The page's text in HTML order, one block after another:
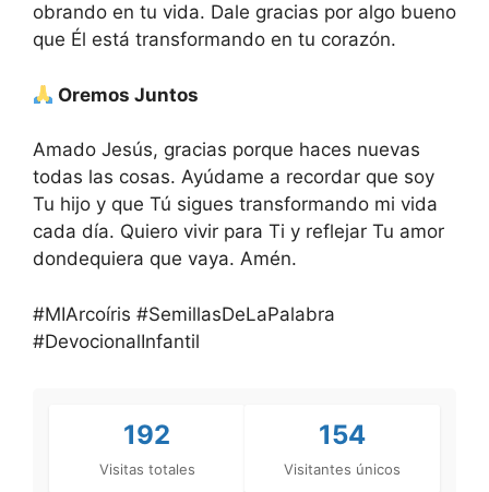
obrando en tu vida. Dale gracias por algo bueno
que Él está transformando en tu corazón.
Oremos Juntos
Amado Jesús, gracias porque haces nuevas
todas las cosas. Ayúdame a recordar que soy
Tu hijo y que Tú sigues transformando mi vida
cada día. Quiero vivir para Ti y reflejar Tu amor
dondequiera que vaya. Amén.
#MIArcoíris #SemillasDeLaPalabra
#DevocionalInfantil
192
Visitas totales
154
Visitantes únicos